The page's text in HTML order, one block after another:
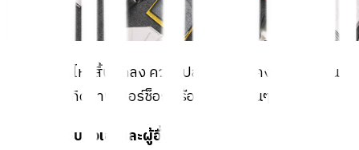
เมื่อแผ่นดินไหวสิ้นสุดลง ความปลอดภัยยังคงต้องมาก่อน
เพราะอาจเกิดอาฟเตอร์ช็อกหรืออันตรายอื่นๆ
1. ตรวจสอบตัวเองและผู้อื่น